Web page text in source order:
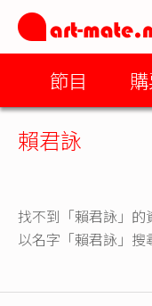
節目
賴君詠
找不到「賴君詠」的
以名字「賴君詠」搜